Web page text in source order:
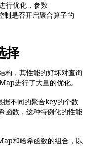
行优化，参数
制是否开启聚合算子的
择
构，其性能的好坏对查询
进行了大量的优化。
据不同的聚合key的个数
函数，这种特例化的性能
和哈希函数的组合，以